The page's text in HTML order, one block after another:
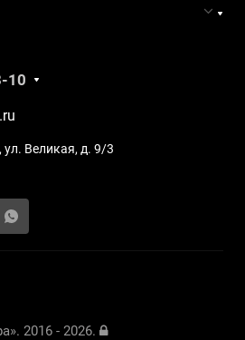
10
Великая, д. 9/3
2016 - 2026.